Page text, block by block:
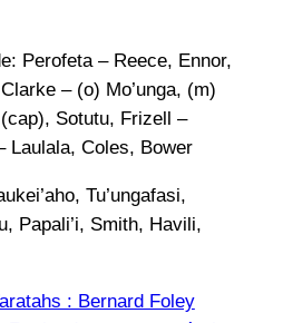
Perofeta – Reece, Ennor,
– (o) Mo’unga, (m)
Sotutu, Frizell –
Laulala, Coles, Bower
Tu’ungafasi,
Papali’i, Smith, Havili,
: Bernard Foley